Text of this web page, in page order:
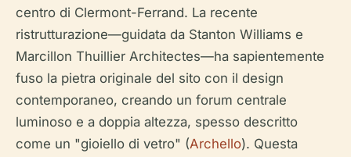
centro di Clermont-Ferrand. La recente
ristrutturazione—guidata da Stanton Williams e
Marcillon Thuillier Architectes—ha sapientemente
fuso la pietra originale del sito con il design
contemporaneo, creando un forum centrale
luminoso e a doppia altezza, spesso descritto
come un "gioiello di vetro" (Archello). Questa